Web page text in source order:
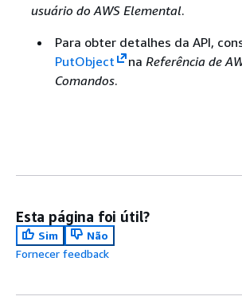
usuário do AWS Elemental.
Para obter detalhes da API,
PutObject
naReferência de
Comandos.
Esta página foi útil?
Sim
Não
Fornecer feedback